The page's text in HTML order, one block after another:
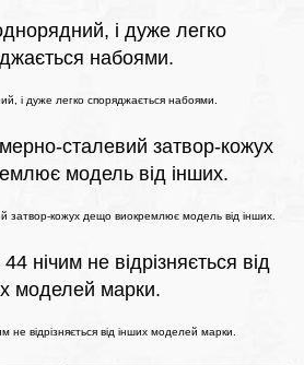
і дуже легко споряджається набоями.
затвор-кожух дещо виокремлює модель від інших.
не відрізняється від інших моделей марки.